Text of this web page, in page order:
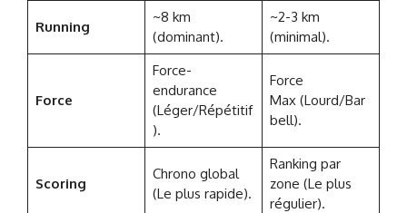
Running
~8 km
(dominant).
~2-3 km
(minimal).
Force
Force-
endurance
(Léger/Répétitif
).
Force
Max (Lourd/Bar
bell).
Scoring
Chrono global
(Le plus rapide).
Ranking par
zone (Le plus
régulier).